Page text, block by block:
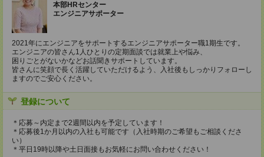
本部HRセンター
エンジニアサポーター
2021年にエンジニアをサポートするエンジニアサポーター職1期生です。
エンジニアの皆さん1人ひとりの定期面談では就業上や悩み、
困りごとがないかなどお話聞きサポートしています。
皆さんに笑顔で長く活躍していただけるよう、入社後もしっかりフォローし
ますのでご安心ください。
登録について
＊応募～内定まで2週間以内を予定しています！
＊応募後1か月以内の入社も可能です（入社時期のご希望もご相談くださ
い）
＊平日19時以降や土日面接もお気軽にお問い合わせください！